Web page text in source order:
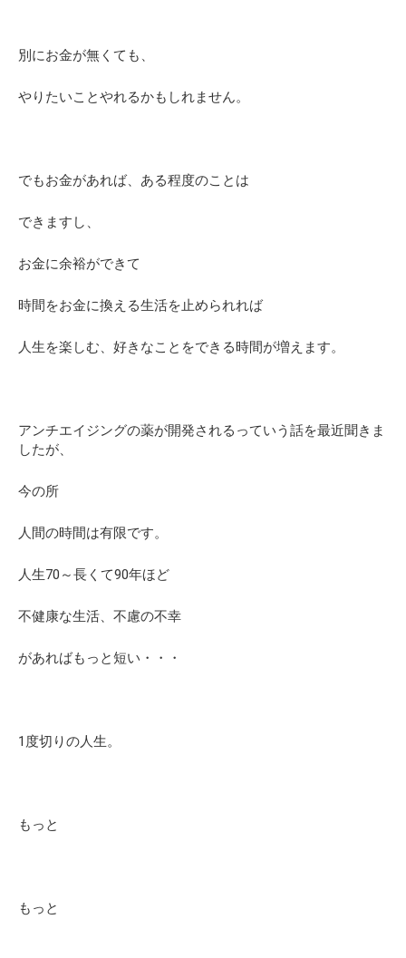
別にお金が無くても、
やりたいことやれるかもしれません。
でもお金があれば、ある程度のことは
できますし、
お金に余裕ができて
時間をお金に換える生活を止められれば
人生を楽しむ、好きなことをできる時間が増えます。
アンチエイジングの薬が開発されるっていう話を最近聞きま
したが、
今の所
人間の時間は有限です。
人生70～長くて90年ほど
不健康な生活、不慮の不幸
があればもっと短い・・・
1度切りの人生。
もっと
もっと